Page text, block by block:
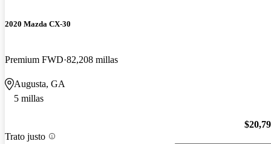
2020 Mazda CX-30
Premium FWD 82,208 millas
Augusta, GA
5 millas
Trato justo